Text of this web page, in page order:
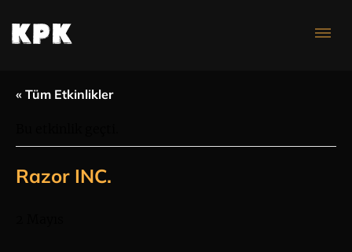
« Tüm Etkinlikler
Razor INC.